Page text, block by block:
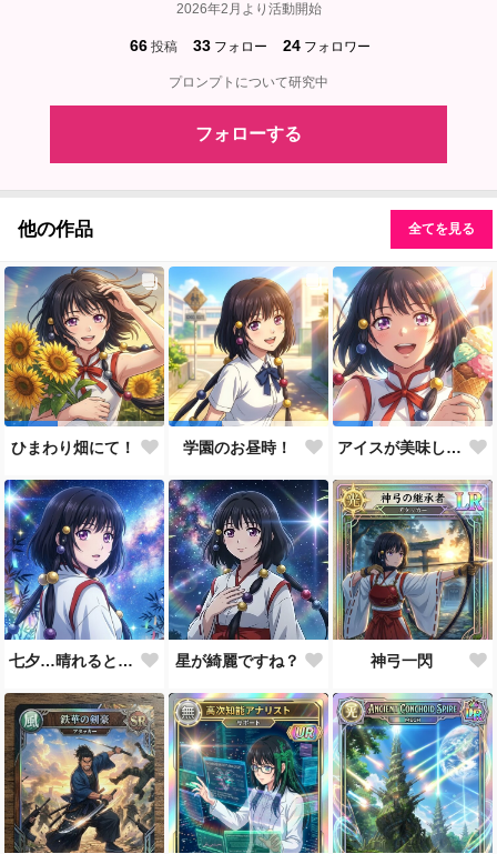
2026年2月より活動開始
66 投稿 33 フォロー 24 フォロワー
プロンプトについて研究中
フォローする
他の作品 全てを見る
ひまわり畑にて！ 学園のお昼時！ アイスが美味しい季節です
七夕…晴れると良いなぁ。 星が綺麗ですね？ 神弓一閃